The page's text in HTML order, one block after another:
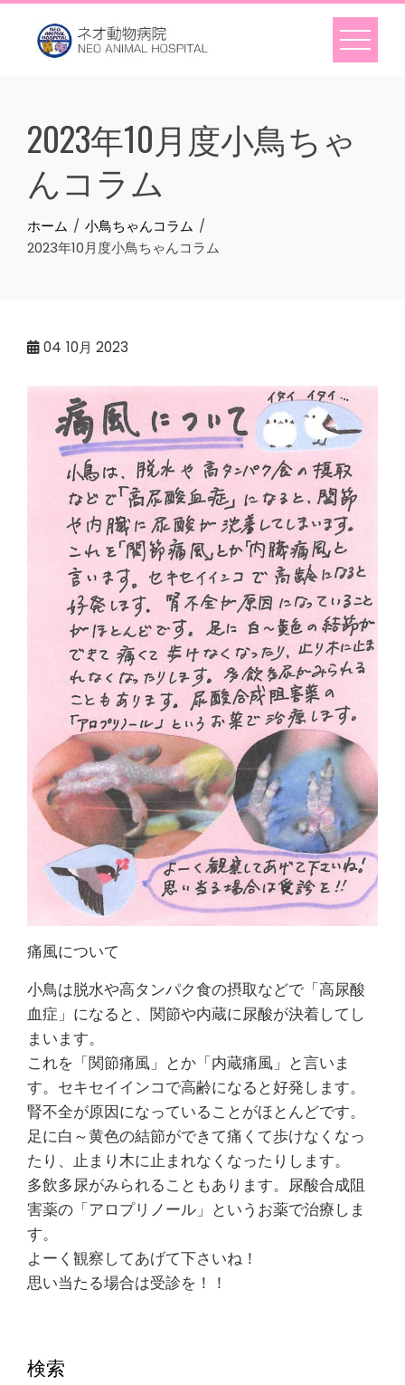
Skip
content
2023年10月度小鳥ちゃ
んコラム
ホーム
小鳥ちゃんコラム
2023年10月度小鳥ちゃんコラム
04 10月 2023
痛風について
小鳥は脱水や高タンパク食の摂取などで「高尿酸
血症」になると、関節や内蔵に尿酸が決着してし
まいます。
これを「関節痛風」とか「内蔵痛風」と言いま
す。セキセイインコで高齢になると好発します。
腎不全が原因になっていることがほとんどです。
足に白～黄色の結節ができて痛くて歩けなくなっ
たり、止まり木に止まれなくなったりします。
多飲多尿がみられることもあります。尿酸合成阻
害薬の「アロプリノール」というお薬で治療しま
す。
よーく観察してあげて下さいね！
思い当たる場合は受診を！！
検索